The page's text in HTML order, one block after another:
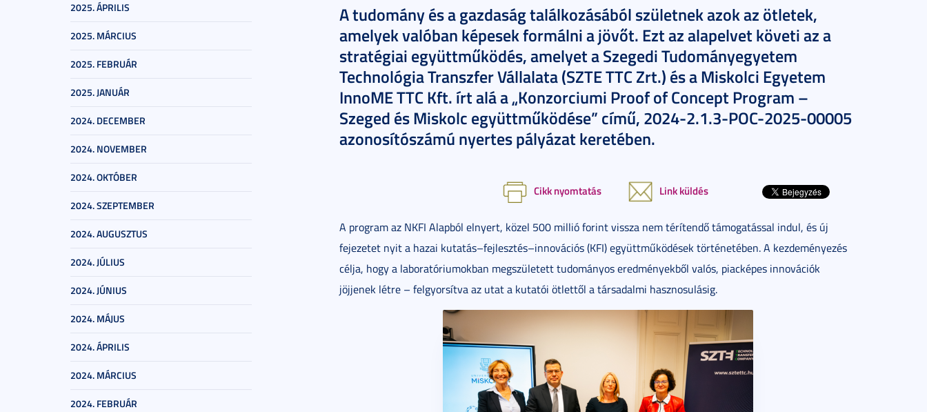
2025. ÁPRILIS
2025. MÁRCIUS
2025. FEBRUÁR
2025. JANUÁR
2024. DECEMBER
2024. NOVEMBER
2024. OKTÓBER
2024. SZEPTEMBER
2024. AUGUSZTUS
2024. JÚLIUS
2024. JÚNIUS
2024. MÁJUS
2024. ÁPRILIS
2024. MÁRCIUS
2024. FEBRUÁR
A tudomány és a gazdaság találkozásából születnek azok az ötletek,
amelyek valóban képesek formálni a jövőt. Ezt az alapelvet követi az a
stratégiai együttműködés, amelyet a Szegedi Tudományegyetem
Technológia Transzfer Vállalata (SZTE TTC Zrt.) és a Miskolci Egyetem
InnoME TTC Kft. írt alá a „Konzorciumi Proof of Concept Program –
Szeged és Miskolc együttműködése” című, 2024-2.1.3-POC-2025-00005
azonosítószámú nyertes pályázat keretében.
Cikk nyomtatás Link küldés
A program az NKFI Alapból elnyert, közel 500 millió forint vissza nem térítendő támogatással indul, és új
fejezetet nyit a hazai kutatás–fejlesztés–innovációs (KFI) együttműködések történetében. A kezdeményezés
célja, hogy a laboratóriumokban megszületett tudományos eredményekből valós, piacképes innovációk
jöjjenek létre – felgyorsítva az utat a kutatói ötlettől a társadalmi hasznosulásig.